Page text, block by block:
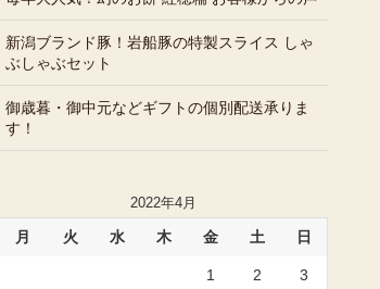
新潟ブランド豚！岩船豚の特製スライス しゃ
ぶしゃぶセット
御歳暮・御中元などギフトの個別配送承りま
す！
2022年4月
月 火 水 木 金 土 日
1 2 3